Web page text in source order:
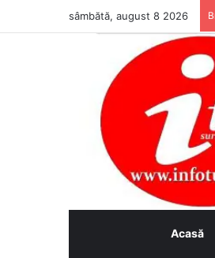
sâmbătă, august 8 2026
Acasă